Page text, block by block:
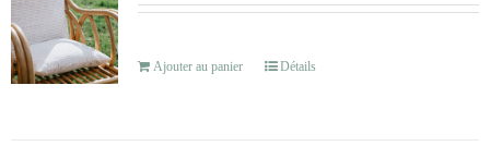
Ajouter au panier Détails